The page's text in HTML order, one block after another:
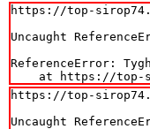
https://top-
Uncaught
ReferenceError:
at https://top-
https://top-
Uncaught